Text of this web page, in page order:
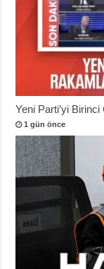
Yeni Parti’yi
1 gün önce